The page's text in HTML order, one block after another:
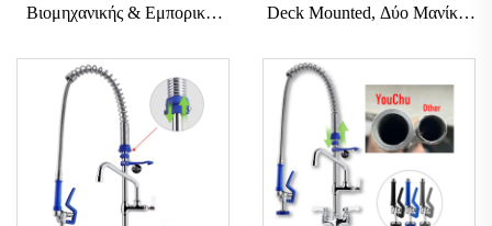
Βιομηχανικής & Εμπορικής
SUS304+Ορείχαλκος,
Κλασικής Σχεδίασης Βρύση
Κουζίνας με Εξάρτημα
Ψεκασμού, Ανοξείδωτη για
Κουζίνα
Deck Mounted, Δύο Μανίκια
Προ-Ξέβγαλση, για Κουζίνα,
Εύκολη Εγκατάσταση,
Μοχλός Χειρός, Βιομηχανική,
για Ξενοδοχεία